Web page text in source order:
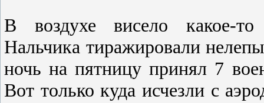
В воздухе висело какое-то
Нальчика тиражировали
ночь на пятницу принял 7
Вот только куда исчезли с